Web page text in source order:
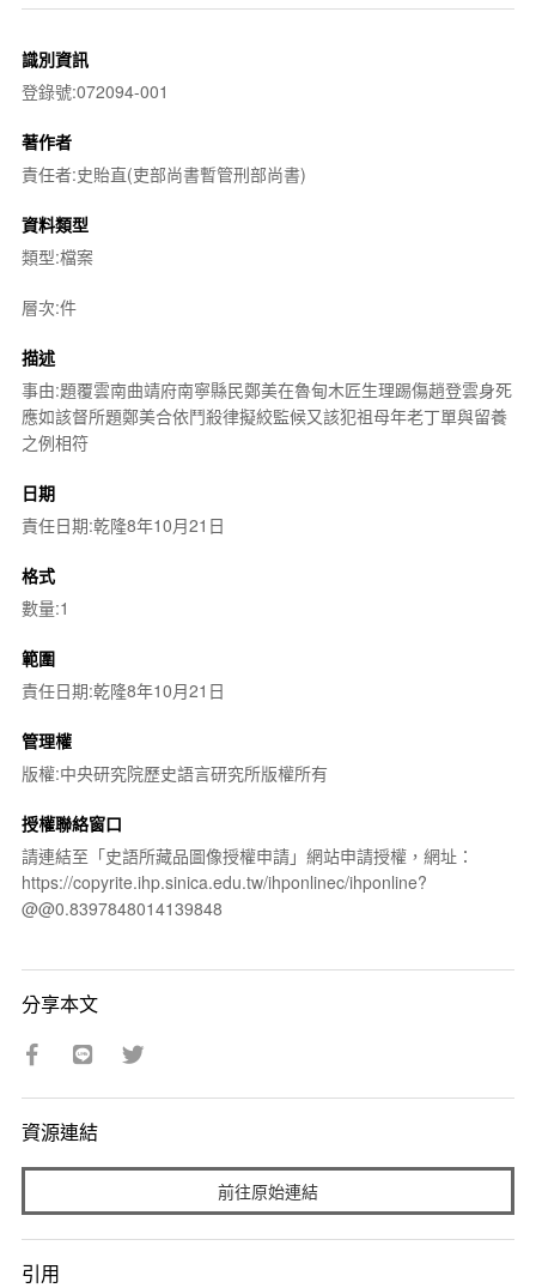
識別資訊
登錄號:072094-001
著作者
責任者:史貽直(吏部尚書暫管刑部尚書)
資料類型
類型:檔案
層次:件
描述
事由:題覆雲南曲靖府南寧縣民鄭美在魯甸木匠生理踢傷趙登雲身死
應如該督所題鄭美合依鬥殺律擬絞監候又該犯祖母年老丁單與留養
之例相符
日期
責任日期:乾隆8年10月21日
格式
數量:1
範圍
責任日期:乾隆8年10月21日
管理權
版權:中央研究院歷史語言研究所版權所有
授權聯絡窗口
請連結至「史語所藏品圖像授權申請」網站申請授權，網址：
https://copyrite.ihp.sinica.edu.tw/ihponlinec/ihponline?
@@0.8397848014139848
分享本文
資源連結
前往原始連結
引用